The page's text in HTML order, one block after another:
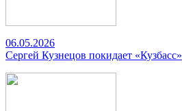
06.05.2026
Сергей Кузнецов покидает «Кузбасс»